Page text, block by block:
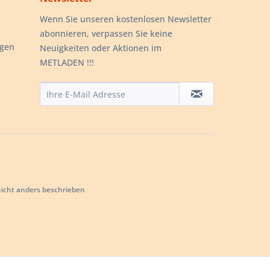
Wenn Sie unseren kostenlosen Newsletter
abonnieren, verpassen Sie keine
Neuigkeiten oder Aktionen im
METLADEN !!!
anders beschrieben